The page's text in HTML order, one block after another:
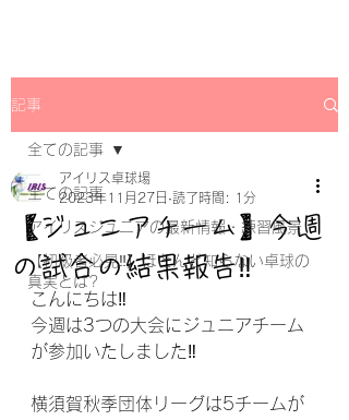
記事
全ての記事
アイリスジュニアの最新情報・練習風景
【初級者必見‼】ほとんど知らない卓球の
真実とは?
全ての記事
【ジュニアチーム】今週
の試合の結果報告‼
アイリス卓球場
2023年11月27日 読了時間: 1分
こんにちは‼
今週は3つの大会にジュニアチーム
が参加いたしました‼
横須賀秋季団体リーグは5チームが